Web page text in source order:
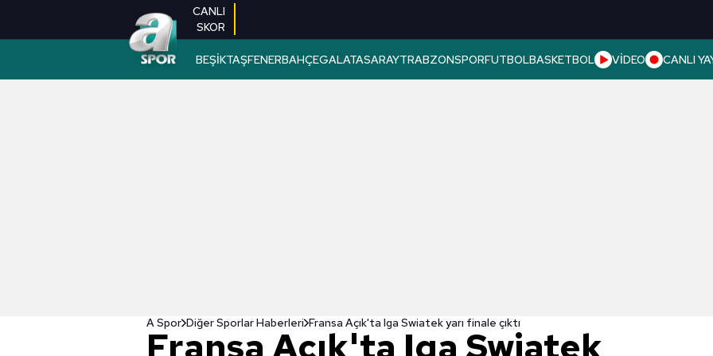
CANLI
SKOR
BEŞİKTAŞFENERBAHÇEGALATASARAYTRABZONSPORFUTBOLBASKETBOL VİDEO CANLI
A Spor Diğer Sporlar Haberleri Fransa Açık'ta Iga Swiatek yarı finale çıktı
Fransa Açık'ta Iga Swiatek